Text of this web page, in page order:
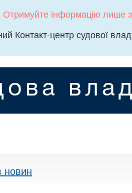
Отримуйте інформацію лише
Контакт-центр судової
новин